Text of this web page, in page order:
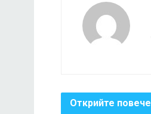
Открийте повече